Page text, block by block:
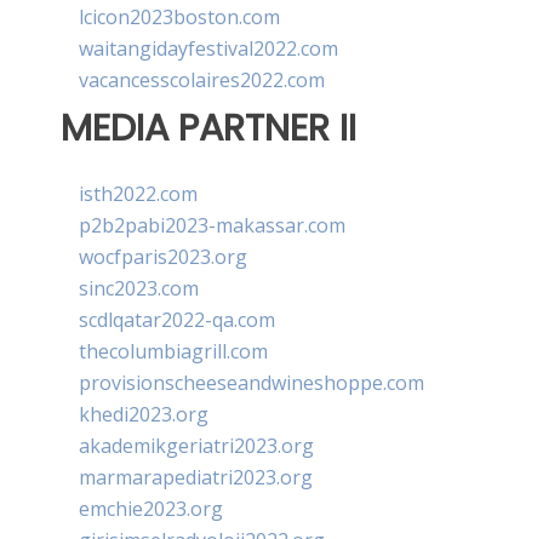
lcicon2023boston.com
waitangidayfestival2022.com
vacancesscolaires2022.com
MEDIA PARTNER II
isth2022.com
p2b2pabi2023-makassar.com
wocfparis2023.org
sinc2023.com
scdlqatar2022-qa.com
thecolumbiagrill.com
provisionscheeseandwineshoppe.com
khedi2023.org
akademikgeriatri2023.org
marmarapediatri2023.org
emchie2023.org